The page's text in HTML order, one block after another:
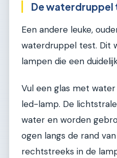
De waterdruppel
Een andere leuke,
waterdruppel test. Dit
lampen die een
Vul een glas met
led-lamp. De
water en worden
ogen langs de rand
rechtstreeks in de